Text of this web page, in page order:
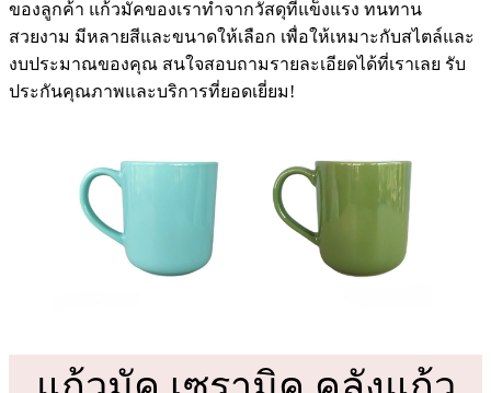
ของลูกค้า แก้วมัคของเราทำจากวัสดุที่แข็งแรง ทนทาน
สวยงาม มีหลายสีและขนาดให้เลือก เพื่อให้เหมาะกับสไตล์และ
งบประมาณของคุณ สนใจสอบถามรายละเอียดได้ที่เราเลย รับ
ประกันคุณภาพและบริการที่ยอดเยี่ยม!